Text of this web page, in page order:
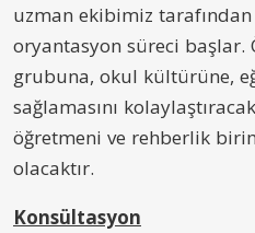
uzman ekibimiz tarafından
oryantasyon süreci başlar.
grubuna, okul kültürüne,
sağlamasını
öğretmeni ve rehberlik
olacaktır.
Konsültasyon